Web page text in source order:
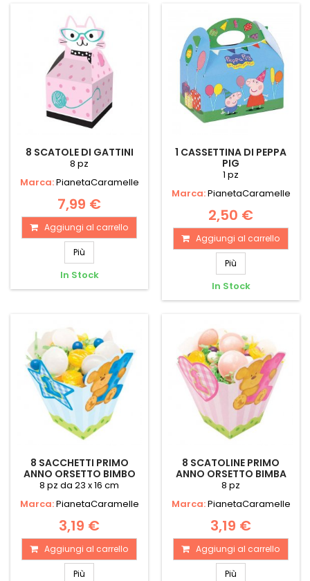
8 SCATOLE DI GATTINI
8 pz
Marca:PianetaCaramelle
7,99 €
Aggiungi al carrello
Più
In Stock
1 CASSETTINA DI PEPPA
PIG
1 pz
Marca:PianetaCaramelle
2,50 €
Aggiungi al carrello
Più
In Stock
8 SACCHETTI PRIMO
ANNO ORSETTO BIMBO
8 pz da 23 x 16 cm
Marca:PianetaCaramelle
3,19 €
Aggiungi al carrello
Più
8 SCATOLINE PRIMO
ANNO ORSETTO BIMBA
8 pz
Marca:PianetaCaramelle
3,19 €
Aggiungi al carrello
Più